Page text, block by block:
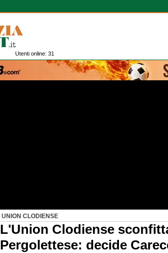
Utenti online: 31
UNION CLODIENSE
L'Union Clodiense
Pergolettese: decide